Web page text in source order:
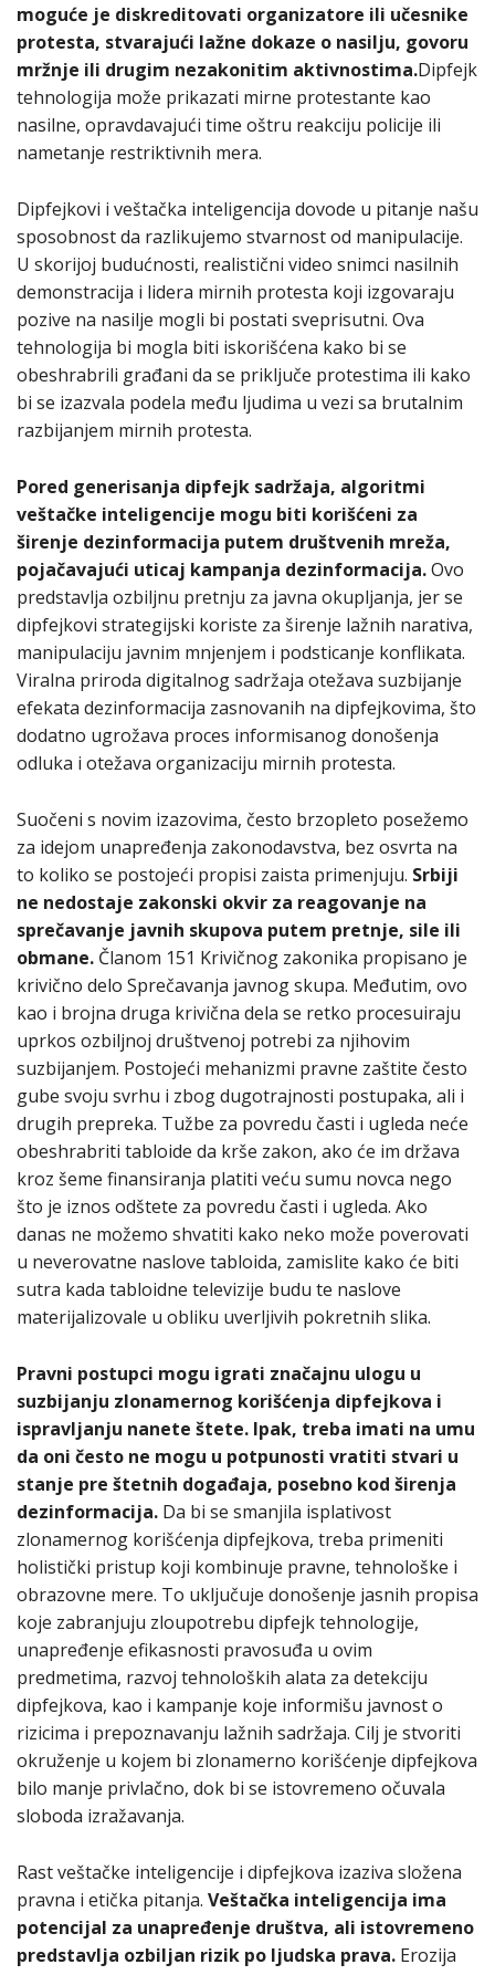
moguće je diskreditovati organizatore ili učesnike
protesta, stvarajući lažne dokaze o nasilju, govoru
mržnje ili drugim nezakonitim aktivnostima.Dipfejk
tehnologija može prikazati mirne protestante kao
nasilne, opravdavajući time oštru reakciju policije ili
nametanje restriktivnih mera.
Dipfejkovi i veštačka inteligencija dovode u pitanje našu
sposobnost da razlikujemo stvarnost od manipulacije.
U skorijoj budućnosti, realistični video snimci nasilnih
demonstracija i lidera mirnih protesta koji izgovaraju
pozive na nasilje mogli bi postati sveprisutni. Ova
tehnologija bi mogla biti iskorišćena kako bi se
obeshrabrili građani da se priključe protestima ili kako
bi se izazvala podela među ljudima u vezi sa brutalnim
razbijanjem mirnih protesta.
Pored generisanja dipfejk sadržaja, algoritmi
veštačke inteligencije mogu biti korišćeni za
širenje dezinformacija putem društvenih mreža,
pojačavajući uticaj kampanja dezinformacija.Ovo
predstavlja ozbiljnu pretnju za javna okupljanja, jer se
dipfejkovi strategijski koriste za širenje lažnih narativa,
manipulaciju javnim mnjenjem i podsticanje konflikata.
Viralna priroda digitalnog sadržaja otežava suzbijanje
efekata dezinformacija zasnovanih na dipfejkovima, što
dodatno ugrožava proces informisanog donošenja
odluka i otežava organizaciju mirnih protesta.
Suočeni s novim izazovima, često brzopleto posežemo
za idejom unapređenja zakonodavstva, bez osvrta na
to koliko se postojeći propisi zaista primenjuju. Srbiji
ne nedostaje zakonski okvir za reagovanje na
sprečavanje javnih skupova putem pretnje, sile ili
obmane. Članom 151 Krivičnog zakonika propisano je
krivično delo Sprečavanja javnog skupa. Međutim, ovo
kao i brojna druga krivična dela se retko procesuiraju
uprkos ozbiljnoj društvenoj potrebi za njihovim
suzbijanjem. Postojeći mehanizmi pravne zaštite često
gube svoju svrhu i zbog dugotrajnosti postupaka, ali i
drugih prepreka. Tužbe za povredu časti i ugleda neće
obeshrabriti tabloide da krše zakon, ako će im država
kroz šeme finansiranja platiti veću sumu novca nego
što je iznos odštete za povredu časti i ugleda. Ako
danas ne možemo shvatiti kako neko može poverovati
u neverovatne naslove tabloida, zamislite kako će biti
sutra kada tabloidne televizije budu te naslove
materijalizovale u obliku uverljivih pokretnih slika.
Pravni postupci mogu igrati značajnu ulogu u
suzbijanju zlonamernog korišćenja dipfejkova i
ispravljanju nanete štete. Ipak, treba imati na umu
da oni često ne mogu u potpunosti vratiti stvari u
stanje pre štetnih događaja, posebno kod širenja
dezinformacija. Da bi se smanjila isplativost
zlonamernog korišćenja dipfejkova, treba primeniti
holistički pristup koji kombinuje pravne, tehnološke i
obrazovne mere. To uključuje donošenje jasnih propisa
koje zabranjuju zloupotrebu dipfejk tehnologije,
unapređenje efikasnosti pravosuđa u ovim
predmetima, razvoj tehnoloških alata za detekciju
dipfejkova, kao i kampanje koje informišu javnost o
rizicima i prepoznavanju lažnih sadržaja. Cilj je stvoriti
okruženje u kojem bi zlonamerno korišćenje dipfejkova
bilo manje privlačno, dok bi se istovremeno očuvala
sloboda izražavanja.
Rast veštačke inteligencije i dipfejkova izaziva složena
pravna i etička pitanja. Veštačka inteligencija ima
potencijal za unapređenje društva, ali istovremeno
predstavlja ozbiljan rizik po ljudska prava. Erozija